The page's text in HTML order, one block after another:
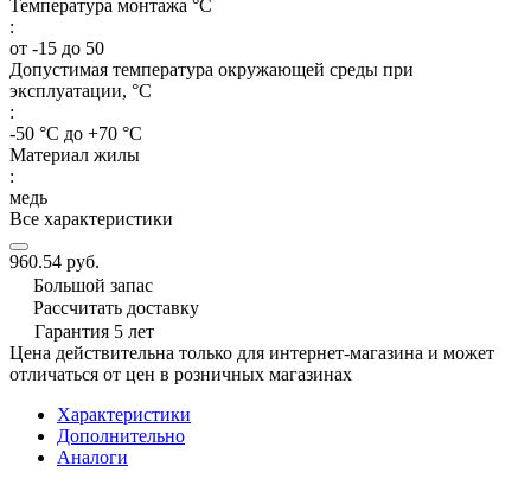
Температура монтажа °C
:
от -15 до 50
Допустимая температура окружающей среды при
эксплуатации, °C
:
-50 °С до +70 °С
Материал жилы
:
медь
Все характеристики
960.54 руб.
Большой запас
Рассчитать доставку
Гарантия 5 лет
Цена действительна только для интернет-магазина и может
отличаться от цен в розничных магазинах
Характеристики
Дополнительно
Аналоги